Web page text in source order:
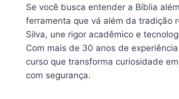
Se você busca entender a Bíblia
ferramenta que vá além da tradição
Silva, une rigor acadêmico e
Com mais de 30 anos de
curso que transforma curiosidade
com segurança.